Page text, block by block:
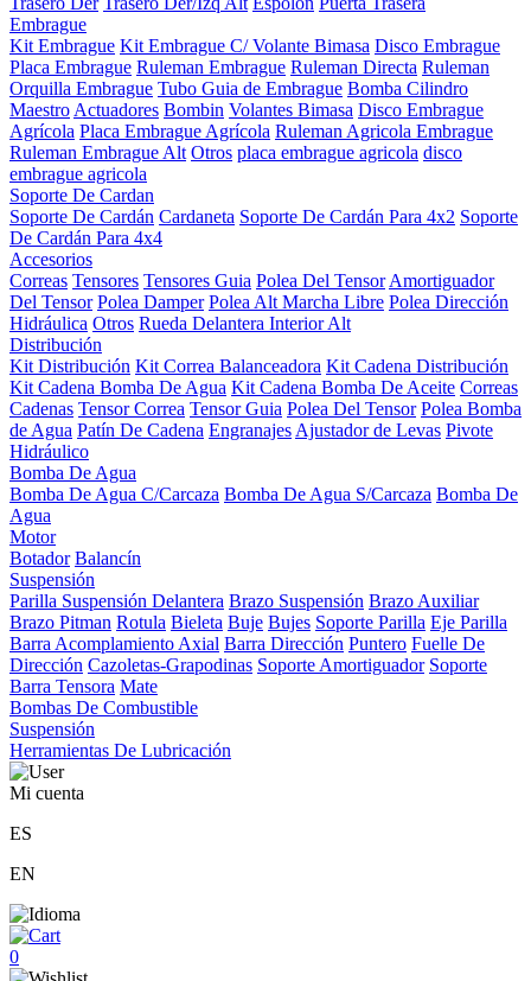
Embrague
Kit Embrague Kit Embrague C/ Volante Bimasa Disco Embrague
Placa Embrague Ruleman Embrague Ruleman Directa Ruleman
Orquilla Embrague Tubo Guia de Embrague Bomba Cilindro
Maestro Actuadores Bombin Volantes Bimasa Disco Embrague
Agrícola Placa Embrague Agrícola Ruleman Agricola Embrague
Ruleman Embrague Alt Otros placa embrague agricola disco
embrague agricola
Soporte De Cardan
Soporte De Cardán Cardaneta Soporte De Cardán Para 4x2 Soporte
De Cardán Para 4x4
Accesorios
Correas Tensores Tensores Guia Polea Del Tensor Amortiguador
Del Tensor Polea Damper Polea Alt Marcha Libre Polea Dirección
Hidráulica Otros Rueda Delantera Interior Alt
Distribución
Kit Distribución Kit Correa Balanceadora Kit Cadena Distribución
Kit Cadena Bomba De Agua Kit Cadena Bomba De Aceite Correas
Cadenas Tensor Correa Tensor Guia Polea Del Tensor Polea Bomba
de Agua Patín De Cadena Engranajes Ajustador de Levas Pivote
Hidráulico
Bomba De Agua
Bomba De Agua C/Carcaza Bomba De Agua S/Carcaza Bomba De
Agua
Motor
Botador Balancín
Suspensión
Parilla Suspensión Delantera Brazo Suspensión Brazo Auxiliar
Brazo Pitman Rotula Bieleta Buje Bujes Soporte Parilla Eje Parilla
Barra Acomplamiento Axial Barra Dirección Puntero Fuelle De
Dirección Cazoletas-Grapodinas Soporte Amortiguador Soporte
Barra Tensora Mate
Bombas De Combustible
Suspensión
Herramientas De Lubricación
Mi cuenta
ES
EN
0